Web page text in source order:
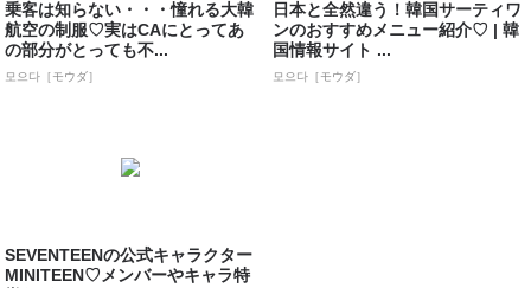
乗客は知らない・・・憧れる大韓
航空の制服♡実はCAにとってあ
の部分がとっても不...
모으다［モウダ］
日本と全然違う！韓国サーティワ
ンのおすすめメニュー紹介♡ | 韓
国情報サイト ...
모으다［モウダ］
SEVENTEENの公式キャラクター
MINITEEN♡メンバーやキャラ特